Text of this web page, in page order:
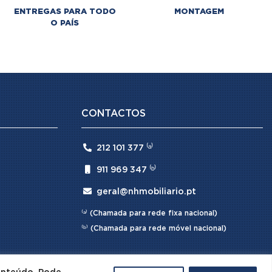
ENTREGAS PARA TODO
O PAÍS
MONTAGEM
CONTACTOS
 212 101 377 ⁽ᵃ⁾
911 969 347 ⁽ᵇ⁾
 geral@nhmobiliario.pt
⁽ᵃ⁾ (Chamada para rede fixa nacional)
⁽ᵇ⁾ (Chamada para rede móvel nacional)